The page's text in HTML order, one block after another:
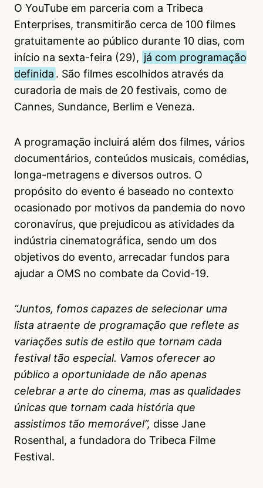
O YouTube em parceria com a Tribeca
Enterprises, transmitirão cerca de 100 filmes
gratuitamente ao público durante 10 dias, com
início na sexta-feira (29), já com programação
definida . São filmes escolhidos através da
curadoria de mais de 20 festivais, como de
Cannes, Sundance, Berlim e Veneza.
A programação incluirá além dos filmes, vários
documentários, conteúdos musicais, comédias,
longa-metragens e diversos outros. O
propósito do evento é baseado no contexto
ocasionado por motivos da pandemia do novo
coronavírus, que prejudicou as atividades da
indústria cinematográfica, sendo um dos
objetivos do evento, arrecadar fundos para
ajudar a OMS no combate da Covid-19.
“Juntos, fomos capazes de selecionar uma
lista atraente de programação que reflete as
variações sutis de estilo que tornam cada
festival tão especial. Vamos oferecer ao
público a oportunidade de não apenas
celebrar a arte do cinema, mas as qualidades
únicas que tornam cada história que
assistimos tão memorável”, disse Jane
Rosenthal, a fundadora do Tribeca Filme
Festival.